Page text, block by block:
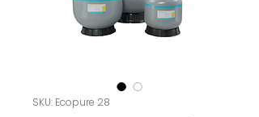
SKU: Ecopure 28